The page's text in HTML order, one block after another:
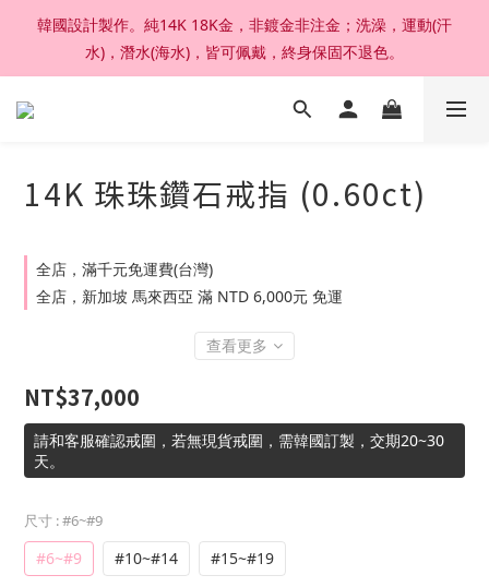
加入官網會員，結帳享92折扣 ; 滿六千刷卡分期零利率。
韓國設計製作。純14K 18K金，非鍍金非注金；洗澡，運動(汗
水)，潛水(海水)，皆可佩戴，終身保固不退色。
加入官網會員，結帳享92折扣 ; 滿六千刷卡分期零利率。
14K 珠珠鑽石戒指 (0.60ct)
全店，滿千元免運費(台灣)
全店，新加坡 馬來西亞 滿 NTD 6,000元 免運
查看更多
NT$37,000
請和客服確認戒圍，若無現貨戒圍，需韓國訂製，交期20~30
天。
尺寸 : #6~#9
#6~#9 #10~#14 #15~#19